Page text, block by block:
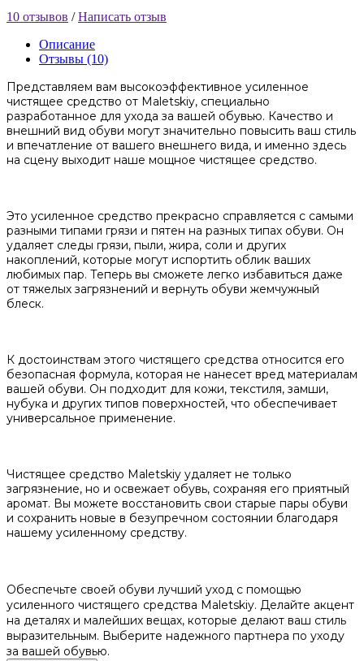
10 отзывов /Написать отзыв
Описание
Отзывы (10)
Представляем вам высокоэффективное усиленное
чистящее средство от Maletskiy, специально
разработанное для ухода за вашей обувью. Качество и
внешний вид обуви могут значительно повысить ваш стиль
и впечатление от вашего внешнего вида, и именно здесь
на сцену выходит наше мощное чистящее средство.
Это усиленное средство прекрасно справляется с самыми
разными типами грязи и пятен на разных типах обуви. Он
удаляет следы грязи, пыли, жира, соли и других
накоплений, которые могут испортить облик ваших
любимых пар. Теперь вы сможете легко избавиться даже
от тяжелых загрязнений и вернуть обуви жемчужный
блеск.
К достоинствам этого чистящего средства относится его
безопасная формула, которая не нанесет вред материалам
вашей обуви. Он подходит для кожи, текстиля, замши,
нубука и других типов поверхностей, что обеспечивает
универсальное применение.
Чистящее средство Maletskiy удаляет не только
загрязнение, но и освежает обувь, сохраняя его приятный
аромат. Вы можете восстановить свои старые пары обуви
и сохранить новые в безупречном состоянии благодаря
нашему усиленному средству.
Обеспечьте своей обуви лучший уход с помощью
усиленного чистящего средства Maletskiy. Делайте акцент
на деталях и малейших вещах, которые делают ваш стиль
выразительным. Выберите надежного партнера по уходу
за вашей обувью.